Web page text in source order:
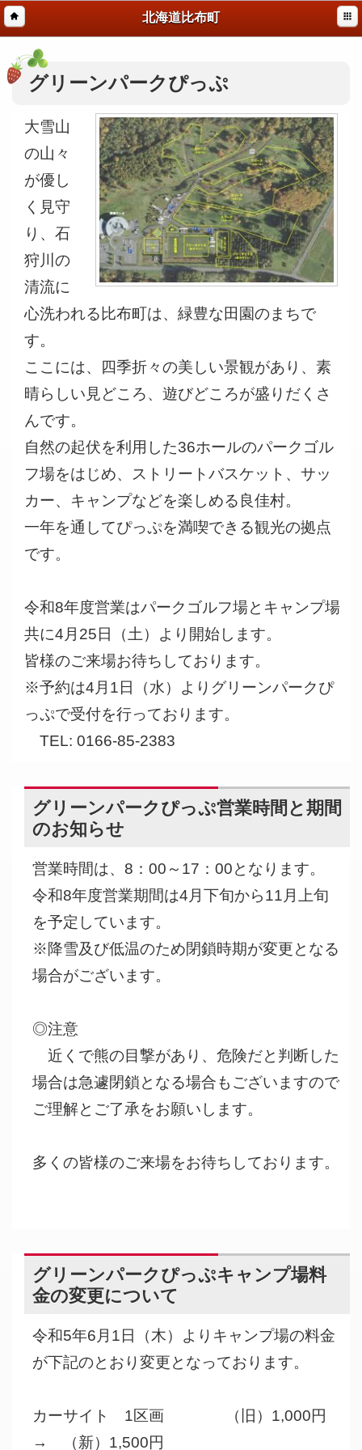
北海道比布町
グリーンパークぴっぷ
大雪山
の山々
が優し
く見守
り、石
狩川の
清流に
心洗われる比布町は、緑豊な田園のまちで
す。
ここには、四季折々の美しい景観があり、素
晴らしい見どころ、遊びどころが盛りだくさ
んです。
自然の起伏を利用した36ホールのパークゴル
フ場をはじめ、ストリートバスケット、サッ
カー、キャンプなどを楽しめる良佳村。
一年を通してぴっぷを満喫できる観光の拠点
です。
令和8年度営業はパークゴルフ場とキャンプ場
共に4月25日（土）より開始します。
皆様のご来場お待ちしております。
※予約は4月1日（水）よりグリーンパークぴ
っぷで受付を行っております。
TEL: 0166-85-2383
グリーンパークぴっぷ営業時間と期間
のお知らせ
営業時間は、8：00～17：00となります。
令和8年度営業期間は4月下旬から11月上旬
を予定しています。
※降雪及び低温のため閉鎖時期が変更となる
場合がございます。
◎注意
近くで熊の目撃があり、危険だと判断した
場合は急遽閉鎖となる場合もございますので
ご理解とご了承をお願いします。
多くの皆様のご来場をお待ちしております。
グリーンパークぴっぷキャンプ場料
金の変更について
令和5年6月1日（木）よりキャンプ場の料金
が下記のとおり変更となっております。
カーサイト 1区画 （旧）1,000円
→ （新）1,500円